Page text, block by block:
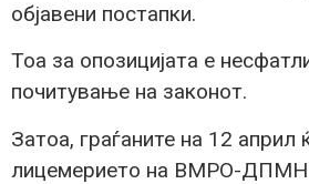
објавени постапки.
Тоа за опозицијата е
почитување на законот.
Затоа, граѓаните на 12 април
лицемерието на ВМРО-